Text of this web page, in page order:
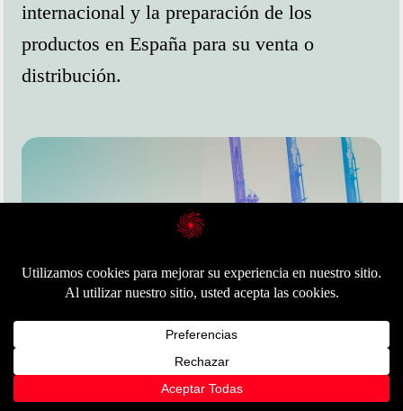
internacional y la preparación de los
productos en España para su venta o
distribución.